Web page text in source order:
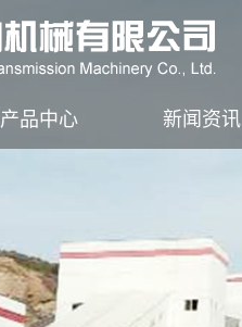
产品中心 新闻资讯